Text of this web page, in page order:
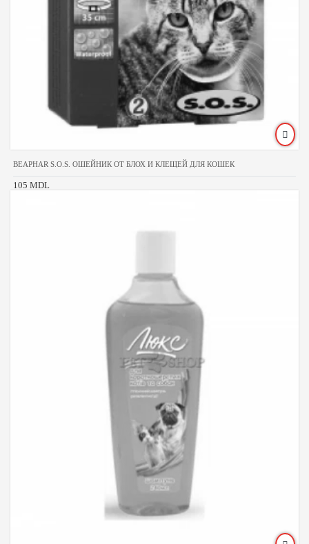
BEAPHAR S.O.S. ОШЕЙНИК ОТ БЛОХ И КЛЕЩЕЙ ДЛЯ КОШЕК
105 MDL